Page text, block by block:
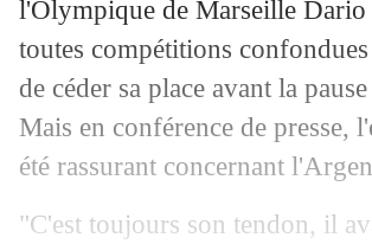
l'Olympique de Marseille Dario
toutes compétitions
de céder sa place avant la
Mais en conférence de presse,
été rassurant concernant
"C'est toujours son tendon, il
10/08 Juve: Matuidi à l'Inter
10/08 Nice : Atal ne compte
10/08 Divers: Djibril Cissé
Atletico : Vrsaljko et